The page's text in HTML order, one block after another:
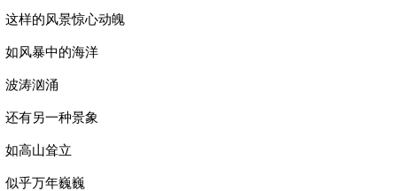
这样的风景惊心动魄
如风暴中的海洋
波涛汹涌
还有另一种景象
如高山耸立
似乎万年巍巍